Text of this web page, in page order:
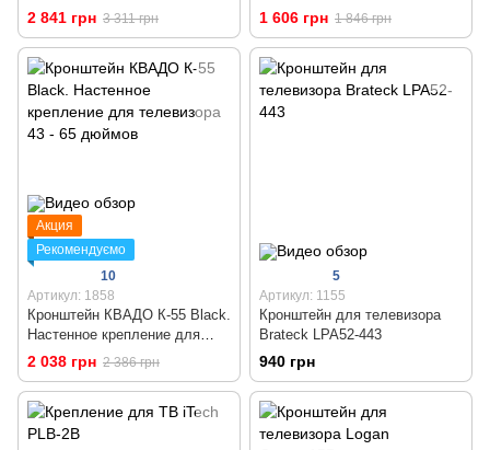
телевизора 37 - 70 дюймов
2 841 грн 3 311 грн 1 606 грн 1 846 грн
Акция
Рекомендуємо
10
Артикул: 1858
Кронштейн КВАДО К-55 Black.
Настенное крепление для
телевизора 43 - 65 дюймов
2 038 грн 2 386 грн
5
Артикул: 1155
Кронштейн для телевизора
Brateck LPA52-443
940 грн